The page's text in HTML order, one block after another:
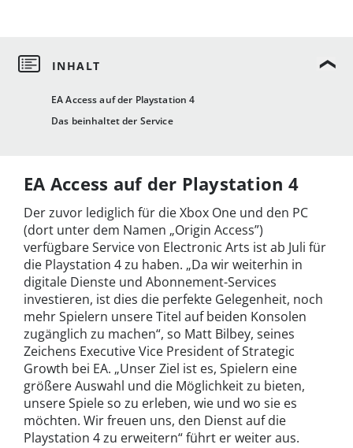
EA Access auf der Playstation 4
Das beinhaltet der Service
EA Access auf der Playstation 4
Der zuvor lediglich für die Xbox One und den PC
(dort unter dem Namen „Origin Access”)
verfügbare Service von Electronic Arts ist ab Juli für
die Playstation 4 zu haben. „Da wir weiterhin in
digitale Dienste und Abonnement-Services
investieren, ist dies die perfekte Gelegenheit, noch
mehr Spielern unsere Titel auf beiden Konsolen
zugänglich zu machen“, so Matt Bilbey, seines
Zeichens Executive Vice President of Strategic
Growth bei EA. „Unser Ziel ist es, Spielern eine
größere Auswahl und die Möglichkeit zu bieten,
unsere Spiele so zu erleben, wie und wo sie es
möchten. Wir freuen uns, den Dienst auf die
Playstation 4 zu erweitern“ führt er weiter aus.